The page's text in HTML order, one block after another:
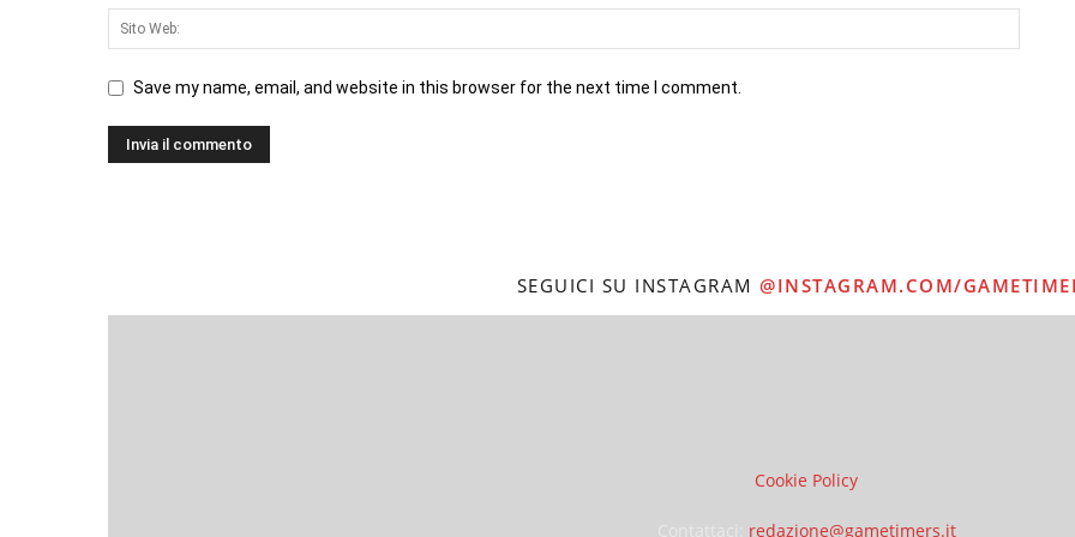
Save my name, email, and website in this browser for the next time I comment.
SEGUICI SU INSTAGRAM @INSTAGRAM.COM/
Cookie Policy
redazione@gametimers.it